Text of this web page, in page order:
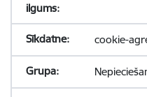
cookie-